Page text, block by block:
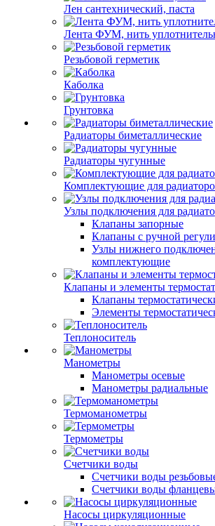
Лен сантехнический, паста
Лента ФУМ, нить
Резьбовой герметик
Каболка
Грунтовка
Радиаторы биметаллические
Радиаторы чугунные
Комплектующие для
Узлы подключения для
Клапаны запорные
Клапаны с ручной
Узлы нижнего
комплектующие
Клапаны и элементы
Клапаны
Элементы
Теплоноситель
Манометры
Манометры осевые
Манометры радиальные
Термоманометры
Термометры
Счетчики воды
Счетчики воды
Счетчики воды
Насосы циркуляционные